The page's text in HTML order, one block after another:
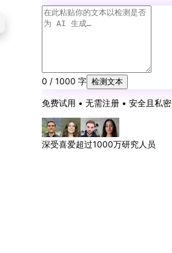
0 / 1000 字 检测文本
免费试用 • 无需注册 • 安全且私密
深受喜爱超过1000万研究人员